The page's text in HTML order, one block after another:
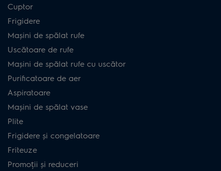
Cuptor
Frigidere
Mașini de spălat rufe
Uscătoare de rufe
Mașini de spălat rufe cu uscător
Purificatoare de aer
Aspiratoare
Mașini de spălat vase
Plite
Frigidere și congelatoare
Friteuze
Promoții și reduceri